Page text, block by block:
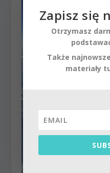
Zapisz się
Otrzymasz
Także
materiały